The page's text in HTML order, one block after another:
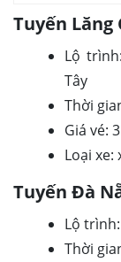
Tuyến Lăng
Lộ
Tây
Thời
Giá vé:
Loại xe:
Tuyến Đà
Lộ
Thời